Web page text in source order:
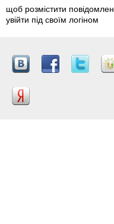
щоб розмістити
увійти під своїм логіном